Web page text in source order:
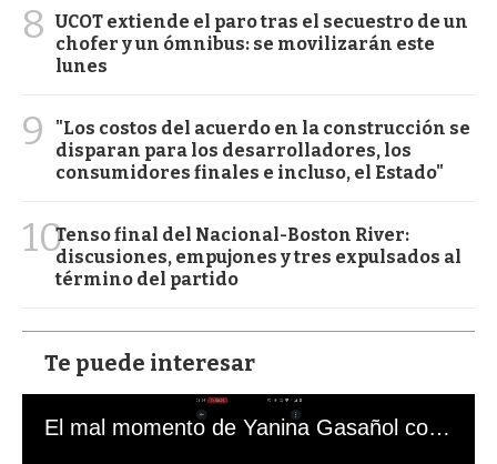
8 UCOT extiende el paro tras el secuestro de un
chofer y un ómnibus: se movilizarán este
lunes
9
"Los costos del acuerdo en la construcción se
disparan para los desarrolladores, los
consumidores finales e incluso, el Estado"
10Tenso final del Nacional-Boston River:
discusiones, empujones y tres expulsados al
término del partido
Te puede interesar
El mal momento de Yanina Gasañol con un hincha argentino en "Subrayado"